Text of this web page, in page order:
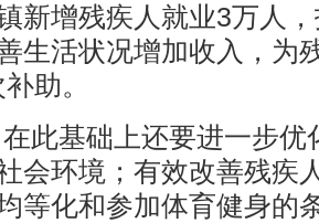
新增残疾人就业3万人
生活状况增加收入，为
助。
此基础上还要进一步优
会环境；有效改善残疾
等化和参加体育健身的